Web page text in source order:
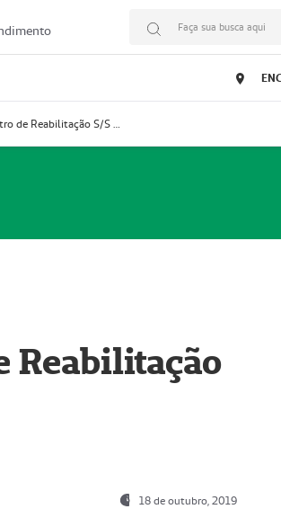
Faça sua busca aqui
Prestador CERPAM – Centro de Reabilitação S/S Ltda-ME (52004274-8)
Reabilitação
18 de outubro, 2019